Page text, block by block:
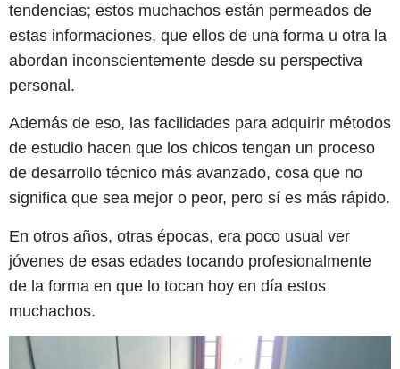
tendencias; estos muchachos están permeados de
estas informaciones, que ellos de una forma u otra la
abordan inconscientemente desde su perspectiva
personal.
Además de eso, las facilidades para adquirir métodos
de estudio hacen que los chicos tengan un proceso
de desarrollo técnico más avanzado, cosa que no
significa que sea mejor o peor, pero sí es más rápido.
En otros años, otras épocas, era poco usual ver
jóvenes de esas edades tocando profesionalmente
de la forma en que lo tocan hoy en día estos
muchachos.